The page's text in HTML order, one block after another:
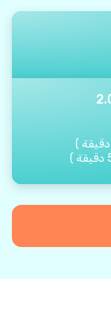
دقيقة )
دقيقة )